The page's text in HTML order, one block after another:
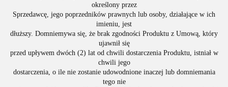
określony przez
Sprzedawcę, jego poprzedników prawnych lub osoby, działające w ich
imieniu, jest
dłuższy. Domniemywa się, że brak zgodności Produktu z Umową, który
ujawnił się
przed upływem dwóch (2) lat od chwili dostarczenia Produktu, istniał w
chwili jego
dostarczenia, o ile nie zostanie udowodnione inaczej lub domniemania
tego nie